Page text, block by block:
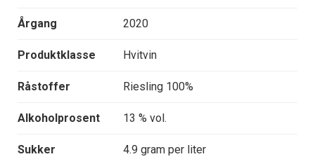
Årgang 2020
Produktklasse Hvitvin
Råstoffer Riesling 100%
Alkoholprosent 13 % vol.
Sukker 4.9 gram per liter